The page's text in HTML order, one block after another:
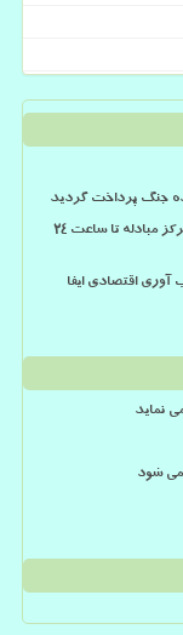
مهلت واریز وجه الضمان برای شرکت در حراج شمش طلا مرکز مبادله تا ساعت ۲۴
اقتصادی ایفا
نماید